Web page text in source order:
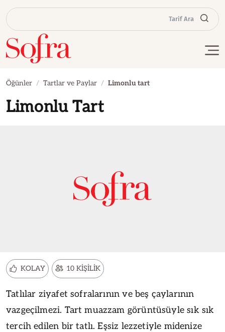
Tarif Ara
Öğünler Tartlar ve Paylar Limonlu tart
Limonlu Tart
KOLAY 10 KİŞİLİK
Tatlılar ziyafet sofralarının ve beş çaylarının
vazgeçilmezi. Tart muazzam görüntüsüyle sık sık
tercih edilen bir tatlı. Eşsiz lezzetiyle midenize